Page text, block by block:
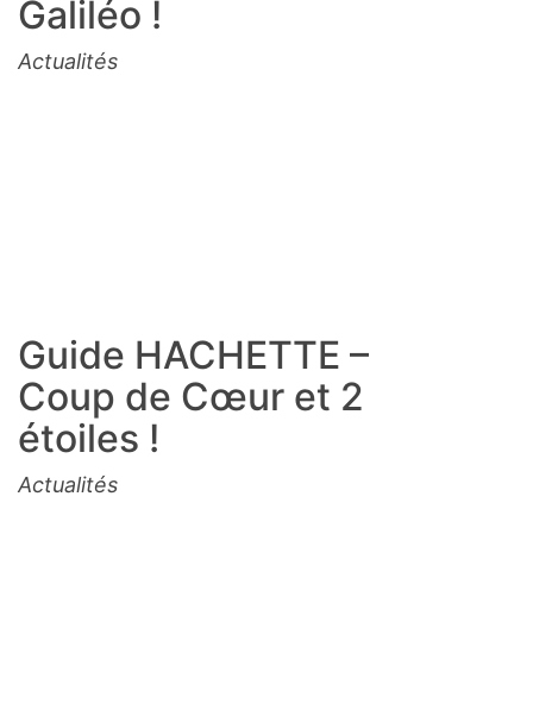
Galiléo !
Actualités
Guide HACHETTE –
Coup de Cœur et 2
étoiles !
Actualités